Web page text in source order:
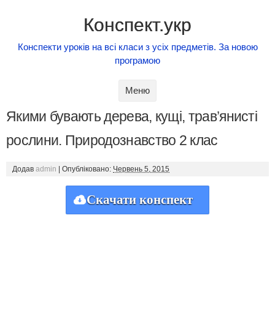
Конспект.укр
Конспекти уроків на всі класи з усіх предметів. За новою
програмою
Меню
Якими бувають дерева, кущі, трав’янисті
рослини. Природознавство 2 клас
Додав admin Опубліковано: Червень 5, 2015
Скачати конспект